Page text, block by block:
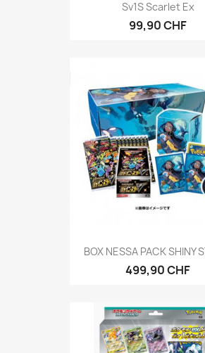
Sv1S Scarlet Ex
99,90 CHF
BOX NESSA PACK SHINY
499,90 CHF